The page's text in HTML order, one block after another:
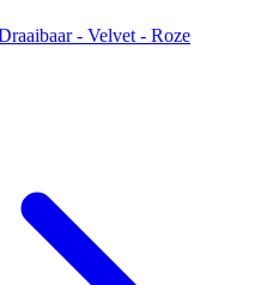
- Velvet - Roze